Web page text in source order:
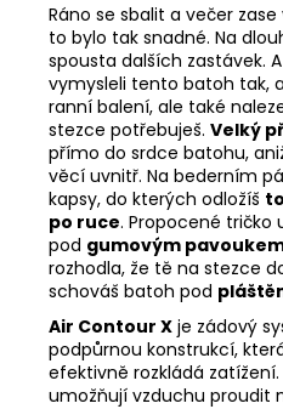
Ráno se sbalit a večer
to bylo tak snadné. Na
spousta dalších zastávek.
vymysleli tento batoh tak,
ranní balení, ale také
stezce potřebuješ. Velký
přímo do srdce batohu,
věcí uvnitř. Na bederním
kapsy, do kterých odložíš
po ruce. Propocené tričko
pod gumovým
rozhodla, že tě na stezce
schováš batoh pod
Air Contour X je zádový
podpůrnou konstrukcí,
efektivně rozkládá
umožňují vzduchu proudit